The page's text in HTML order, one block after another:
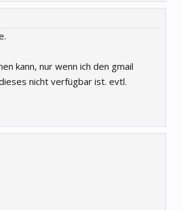
kann, nur wenn ich den gmail
nicht verfügbar ist. evtl.